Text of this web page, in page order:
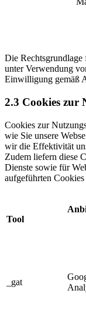
Die Rechtsgrundlage
unter Verwendung
Einwilligung gemäß
2.3 Cookies zur
Cookies zur
wie Sie unsere
wir die Effektivität
Zudem liefern diese
Dienste sowie für
aufgeführten
Tool
_gat